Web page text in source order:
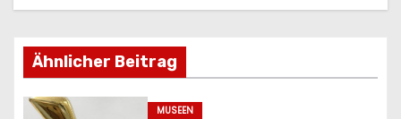
s
n
Ähnlicher Beitrag
MUSEEN